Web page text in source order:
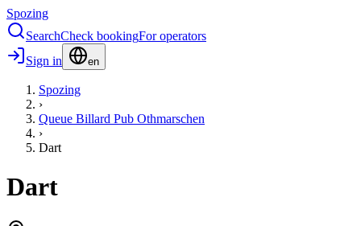
Spozing
SearchCheck bookingFor operators
Sign in
en
Spozing
›
Queue Billard Pub Othmarschen
›
Dart
Dart